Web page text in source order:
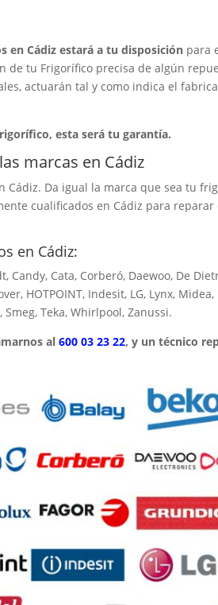
en Cádiz estará a tu disposición para
de tu Frigorífico precisa de algún
actuarán tal y como indica el
esta será tu garantía.
marcas en Cádiz
Cádiz. Da igual la marca que sea tu
cualificados en Cádiz para
en Cádiz:
Candy, Cata, Corberó, Daewoo, De
HOTPOINT, Indesit, LG, Lynx, Midea,
Teka, Whirlpool, Zanussi.
al 600 03 23 22, y un técnico